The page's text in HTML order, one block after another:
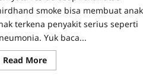
smoke bisa membuat
terkena penyakit serius seperti
Yuk baca...
Read MoreRead
more